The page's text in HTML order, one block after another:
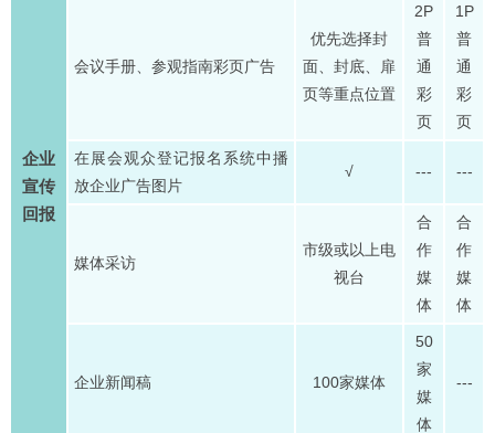
企业
宣传
回报
会议手册、参观指南彩页广告
优先选择封
面、封底、扉
页等重点位置
2P
普
通
彩
页
1P
普
通
彩
页
在展会观众登记报名系统中播
放企业广告图片
√ --- ---
媒体采访
市级或以上电
视台
合
作
媒
体
合
作
媒
体
企业新闻稿 100家媒体
50
家
媒
体
---